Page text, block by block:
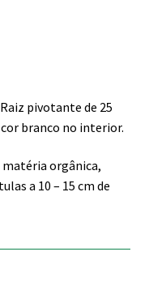
pivotante de 25
branco no interior.
matéria orgânica,
a 10 – 15 cm de